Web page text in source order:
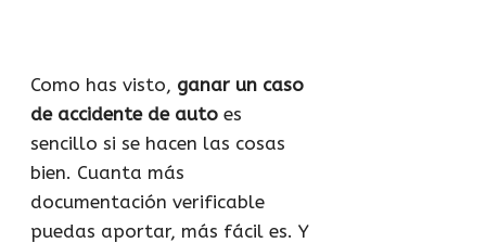
Como has visto, ganar un caso
de accidente de auto es
sencillo si se hacen las cosas
bien. Cuanta más
documentación verificable
puedas aportar, más fácil es. Y